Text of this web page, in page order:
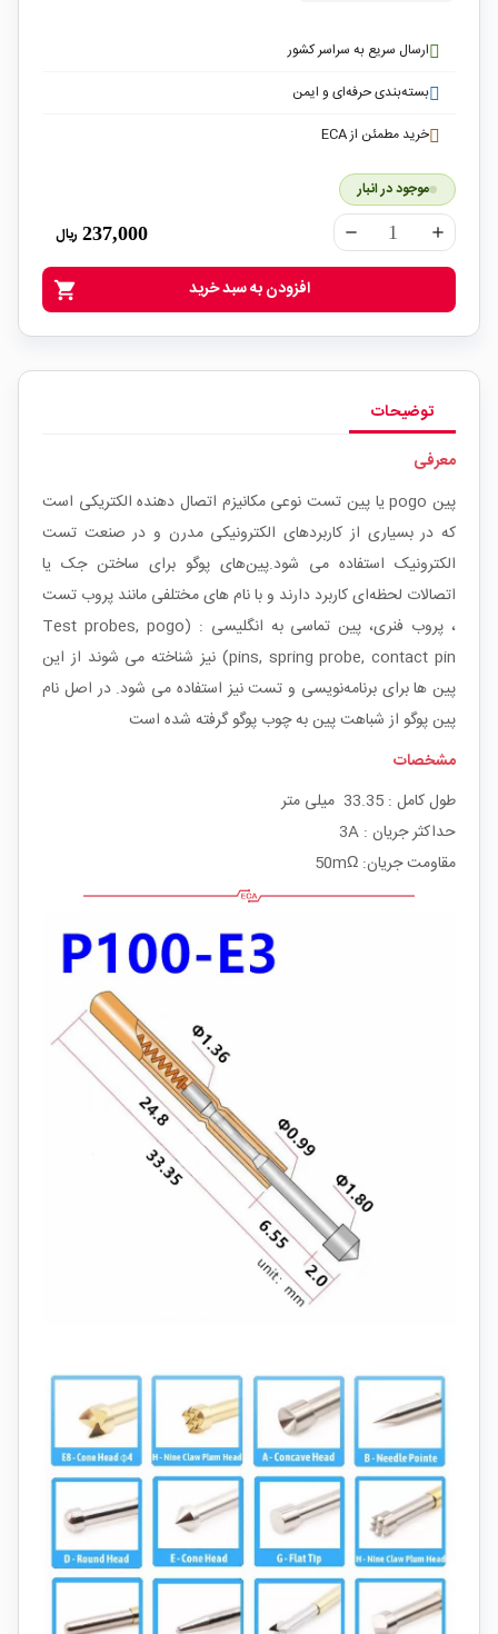
ارسال سریع به سراسر کشور
بسته‌بندی حرفه‌ای و ایمن
خرید مطمئن از ECA
موجود در انبار
remove add
237,000 ریال
shopping_cart افزودن به سبد خرید
توضیحات
معرفی
پین pogo یا پین تست نوعی مکانیزم اتصال دهنده الکتریکی است
که در بسیاری از کاربردهای الکترونیکی مدرن و در صنعت تست
الکترونیک استفاده می شود.پین‌های پوگو برای ساختن جک یا
اتصالات لحظه‌ای کاربرد دارند و با نام های مختلفی مانند پروب تست
، پروب فنری، پین تماسی به انگلیسی : (Test probes, pogo
pins, spring probe, contact pin) نیز شناخته می شوند از این
پین ها برای برنامه‌نویسی و تست نیز استفاده می شود. در اصل نام
پین پوگو از شباهت پین به چوب پوگو گرفته شده است
مشخصات
طول کامل : 33.35 میلی متر
حداکثر جریان : 3A
مقاومت جریان: 50mΩ